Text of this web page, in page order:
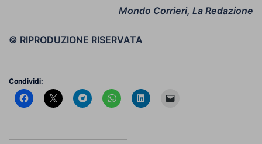
Mondo Corrieri, La Redazione
© RIPRODUZIONE RISERVATA
Condividi: